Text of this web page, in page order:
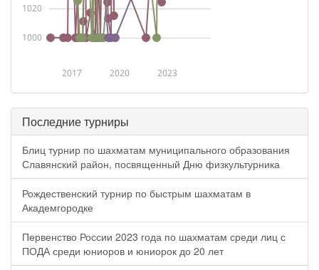
2017 2020 2023
1000
1020
Последние турниры
Блиц турнир по шахматам муниципального образования
Славянский район, посвященный Дню физкультурника
Рождественский турнир по быстрым шахматам в
Академгородке
Первенство России 2023 года по шахматам среди лиц с
ПОДА среди юниоров и юниорок до 20 лет